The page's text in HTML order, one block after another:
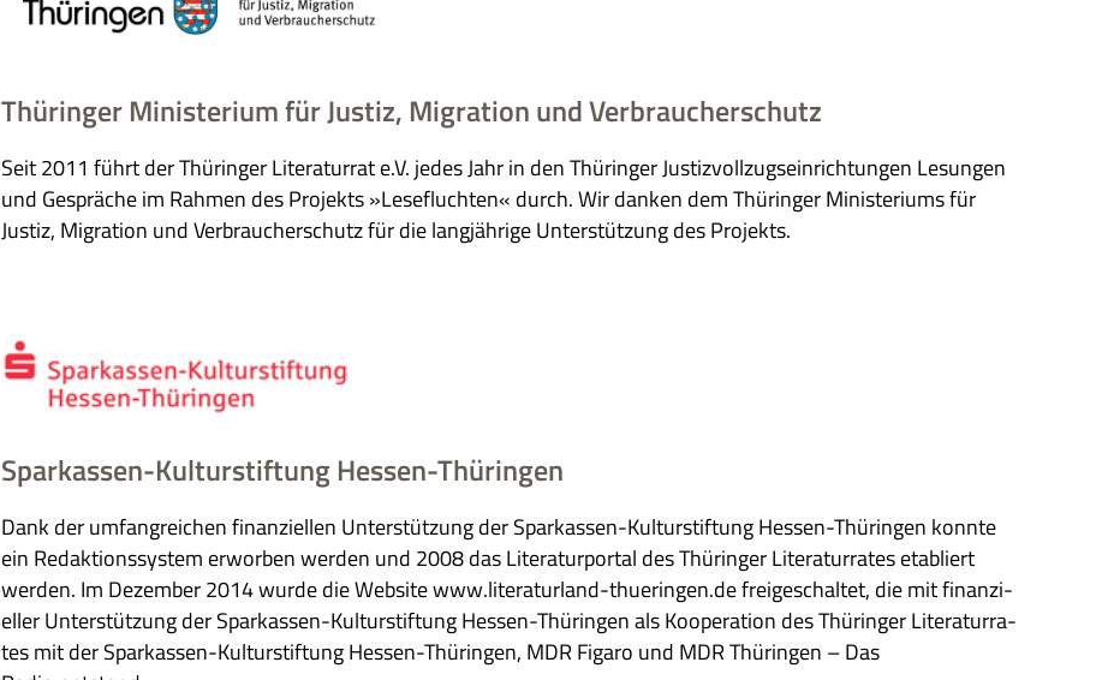
Thüringer Ministerium für Justiz, Migrationund Verbraucherschutz
Seit 2011 führt der Thü­rin­ger Lite­ra­tur­rat e.V. jedes Jahr in den Thü­rin­ger Justiz­voll­zugs­ein­rich­tun­gen Lesun­gen
und Gesprä­che im Rah­men des Pro­jekts »Lese­fluch­ten« durch. Wir dan­ken dem Thü­rin­ger Mini­ste­ri­ums für
Justiz, Migra­tion und Ver­brau­cher­schutz für die lang­jäh­rige Unter­stüt­zung des Projekts.
Sparkassen-Kulturstiftung Hessen-Thüringen
Dank der umfang­rei­chen finan­zi­el­len Unter­stüt­zung der Spar­kas­sen-Kul­tur­stif­tung Hes­sen-Thü­rin­gen konnte
ein Redak­ti­ons­sy­stem erwor­ben wer­den und 2008 das Lite­ra­tur­por­tal des Thü­rin­ger Lite­ra­tur­ra­tes eta­bliert
wer­den. Im Dezem­ber 2014 wurde die Web­site www.literaturland-thueringen.de frei­ge­schal­tet, die mit finan­zi­
el­ler Unter­stüt­zung der Spar­kas­sen-Kul­tur­stif­tung Hes­sen-Thü­rin­gen als Koope­ra­tion des Thü­rin­ger Lite­ra­tur­ra­
tes mit der Spar­kas­sen-Kul­tur­stif­tung Hes­sen-Thü­rin­gen, MDR Figaro und MDR Thü­rin­gen – Das